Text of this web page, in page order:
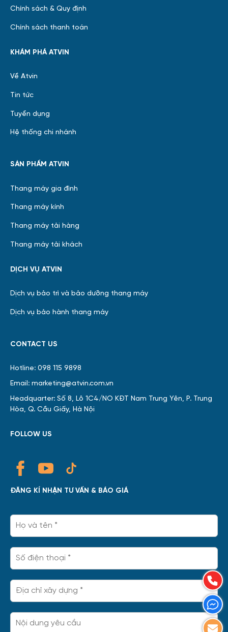
Chính sách & Quy định
Chính sách thanh toán
KHÁM PHÁ ATVIN
Về Atvin
Tin tức
Tuyển dụng
Hệ thống chi nhánh
SẢN PHẨM ATVIN
Thang máy gia đình
Thang máy kính
Thang máy tải hàng
Thang máy tải khách
DỊCH VỤ ATVIN
Dịch vụ bảo trì và bảo dưỡng thang máy
Dịch vụ bảo hành thang máy
CONTACT US
Hotline: 098 115 9898
Email: marketing@atvin.com.vn
Headquarter: Số 8, Lô 1C4/NO KĐT Nam Trung Yên, P. Trung
Hòa, Q. Cầu Giấy, Hà Nội
FOLLOW US
ĐĂNG KÍ NHẬN TƯ VẤN & BÁO GIÁ